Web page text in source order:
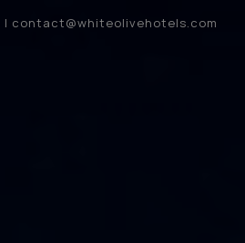
| contact@whiteolivehotels.com